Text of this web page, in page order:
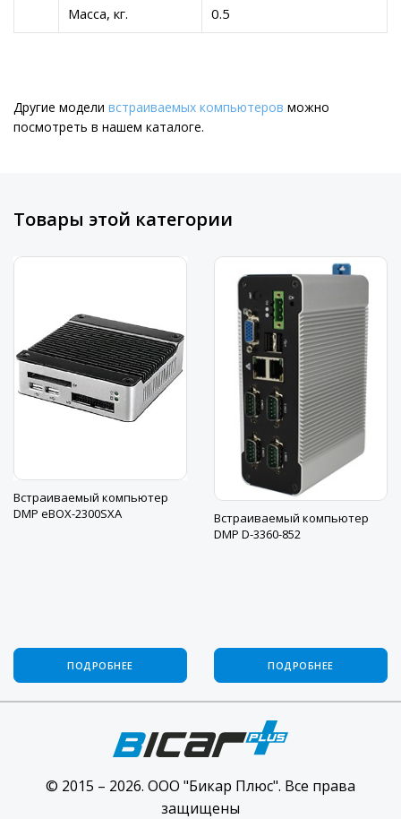
Масса, кг. 0.5
Другие модели встраиваемых компьютеров можно
посмотреть в нашем каталоге.
Товары этой категории
Встраиваемый компьютер
DMP eBOX-2300SXA
ПОДРОБНЕЕ
Встраиваемый компьютер
DMP D-3360-852
ПОДРОБНЕЕ
© 2015 – 2026. ООО "Бикар Плюс". Все права
защищены